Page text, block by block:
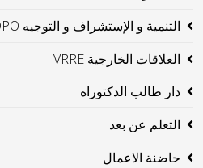
التنمية و الإستشراف و التوجيه VRDPO
العلاقات الخارجية VRRE
دار طالب الدكتوراه
التعلم عن بعد
حاضنة الاعمال